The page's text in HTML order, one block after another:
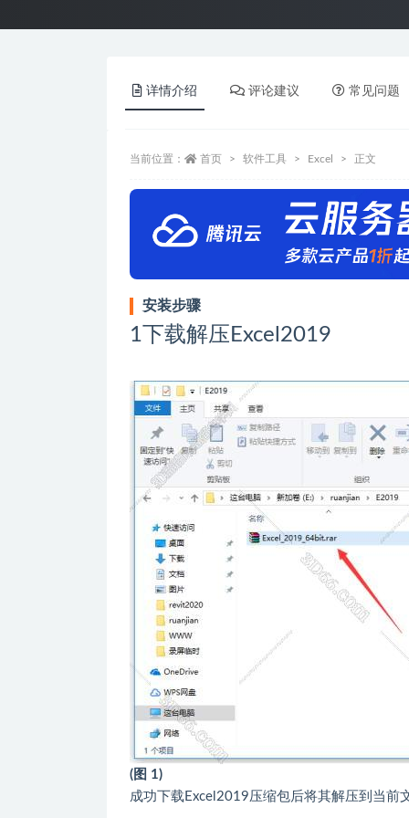
详情介绍 评论建议 常见问题
当前位置： 首页 软件工具 Excel 正文
安装步骤
1 下载解压Excel2019
(图 1)
成功下载Excel2019压缩包后将其解压到当前